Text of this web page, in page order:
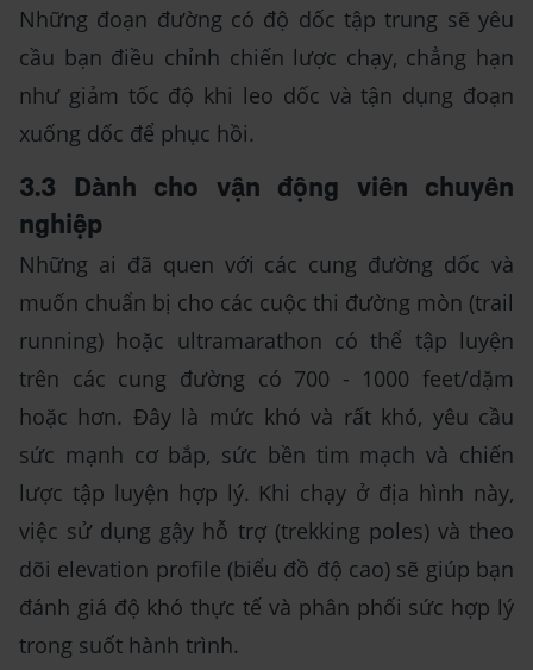
Những đoạn đường có độ dốc tập trung sẽ yêu
cầu bạn điều chỉnh chiến lược chạy, chẳng hạn
như giảm tốc độ khi leo dốc và tận dụng đoạn
xuống dốc để phục hồi.
3.3 Dành cho vận động viên chuyên
nghiệp
Những ai đã quen với các cung đường dốc và
muốn chuẩn bị cho các cuộc thi đường mòn (trail
running) hoặc ultramarathon có thể tập luyện
trên các cung đường có 700 - 1000 feet/dặm
hoặc hơn. Đây là mức khó và rất khó, yêu cầu
sức mạnh cơ bắp, sức bền tim mạch và chiến
lược tập luyện hợp lý. Khi chạy ở địa hình này,
việc sử dụng gậy hỗ trợ (trekking poles) và theo
dõi elevation profile (biểu đồ độ cao) sẽ giúp bạn
đánh giá độ khó thực tế và phân phối sức hợp lý
trong suốt hành trình.